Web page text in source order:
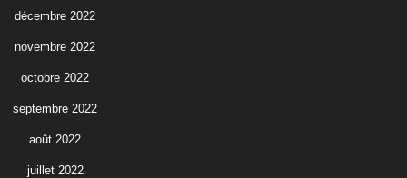
décembre 2022
novembre 2022
octobre 2022
septembre 2022
août 2022
juillet 2022